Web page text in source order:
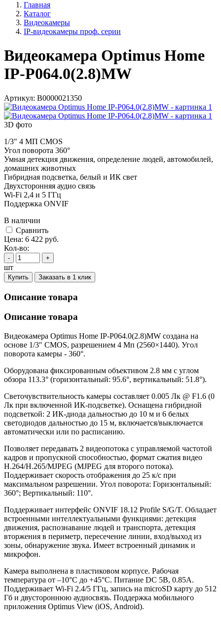
Главная
Каталог
Видеокамеры
IP-видеокамеры проф. серии
Видеокамера Optimus Home
IP-P064.0(2.8)MW
Артикул: В0000021350
3D фото
1/3" 4 МП CMOS
Угол поворота 360°
Умная детекция движения, определение людей, автомобилей,
домашних животных
Гибридная подсветка, белый и ИК свет
Двухсторонняя аудио связь
Wi-Fi 2,4 и 5 ГГц
Поддержка ONVIF
В наличии
Cравнить
Цена: 6 422 руб.
Кол-во:
- +
шт
Купить Заказать в 1 клик
Описание товара
Описание товара
Видеокамера Optimus Home IP-P064.0(2.8)MW создана на
основе 1/3″ CMOS, разрешением 4 Мп (2560×1440). Угол
поворота камеры - 360°.
Оборудована фиксированным объективом 2.8 мм с углом
обзора 113.3° (горизонтальный: 95.6°, вертикальный: 51.8°).
Светочувствительность камеры составляет 0.005 Лк @ F1.6 (0
Лк при включенной ИК-подсветке). Оснащена гибридной
подсветкой: 2 ИК-диода дальностью до 10 м и 6 белых
светодиодов дальностью до 15 м, включается/выключается
автоматически или по расписанию.
Позволяет передавать 2 видеопотока с управляемой частотой
кадров и пропускной способностью, формат сжатия видео
H.264/H.265/MJPEG (MJPEG для второго потока).
Поддерживает скорость отображения до 25 к/с при
максимальном разрешении. Угол поворота: Горизонтальный:
360°; Вертикальный: 110°.
Поддерживает интерфейс ONVIF 18.12 Profile S/G/T. Обладает
встроенными интеллектуальными функциями: детекция
движения, распознавание людей и транспорта, детекция
вторжения в периметр, пересечение линии, вход/выход из
зоны, обнаружение звука. Имеет встроенный динамик и
микрофон.
Камера выполнена в пластиковом корпусе. Рабочая
температура от –10°С до +45°С. Питание DC 5В, 0.85А.
Поддерживает Wi-Fi 2.4/5 ГГц, запись на microSD карту до 512
Гб и двустороннюю аудиосвязь. Поддержка мобильного
приложения Optimus View (iOS, Android).